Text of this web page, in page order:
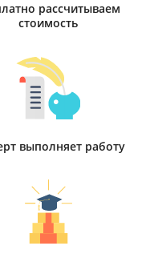
рассчитываем
стоимость
выполняет работу